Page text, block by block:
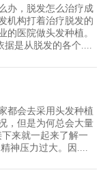
办，脱发怎么治疗成
机构打着治疗脱发的
的医院做头发种植。
据是从脱发的各个....
都会去采用头发种植
，但是为何总会大量
来就一起来了解一
神压力过大。因....